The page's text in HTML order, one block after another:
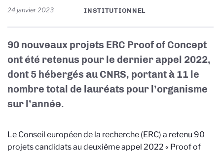
24 janvier 2023 INSTITUTIONNEL
90 nouveaux projets ERC Proof of Concept
ont été retenus pour le dernier appel 2022,
dont 5 hébergés au CNRS, portant à 11 le
nombre total de lauréats pour l’organisme
sur l’année.
Le Conseil européen de la recherche (ERC) a retenu 90
projets candidats au deuxième appel 2022 « Proof of